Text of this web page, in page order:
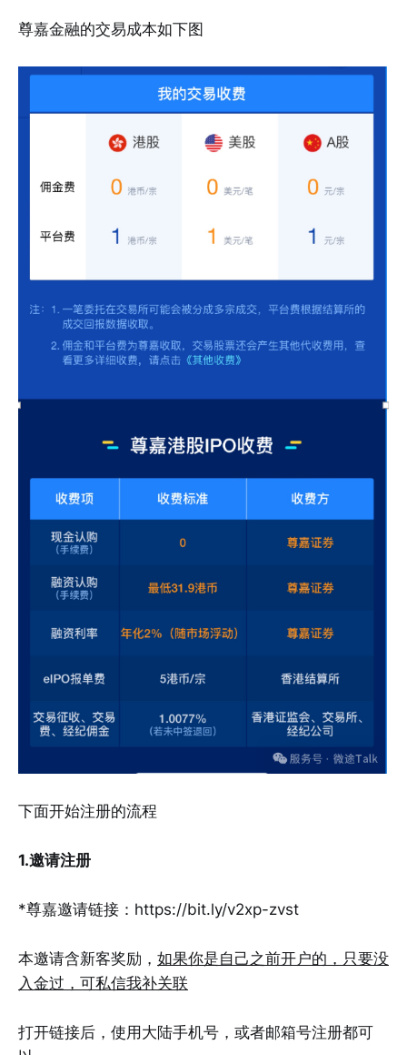
尊嘉金融的交易成本如下图
下面开始注册的流程
1.邀请注册
*尊嘉邀请链接：https://bit.ly/v2xp-zvst
本邀请含新客奖励， 如果你是自己之前开户的，只要没
入金过，可私信我补关联
打开链接后，使用大陆手机号，或者邮箱号注册都可